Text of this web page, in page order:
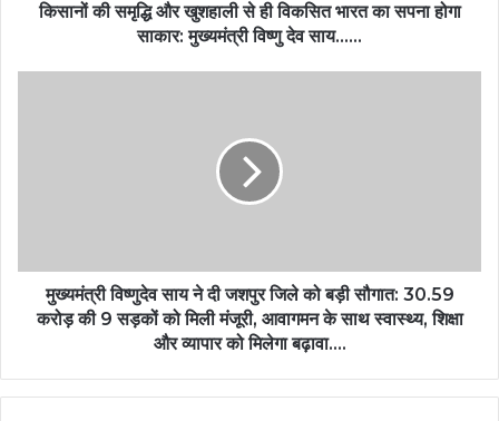
किसानों की समृद्धि और खुशहाली से ही विकसित भारत का सपना होगा
साकार: मुख्यमंत्री विष्णु देव साय……
मुख्यमंत्री विष्णुदेव साय ने दी जशपुर जिले को बड़ी सौगात: 30.59
करोड़ की 9 सड़कों को मिली मंजूरी, आवागमन के साथ स्वास्थ्य, शिक्षा
और व्यापार को मिलेगा बढ़ावा….